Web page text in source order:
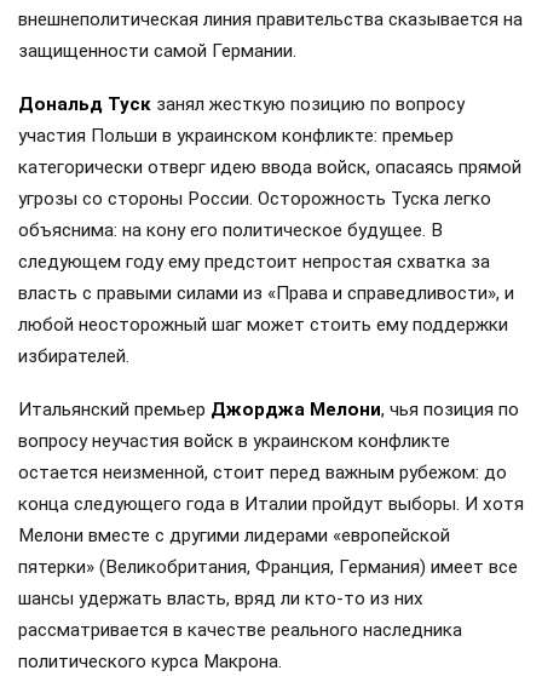
внешнеполитическая линия правительства сказывается на
защищенности самой Германии.
Дональд Туск занял жесткую позицию по вопросу
участия Польши в украинском конфликте: премьер
категорически отверг идею ввода войск, опасаясь прямой
угрозы со стороны России. Осторожность Туска легко
объяснима: на кону его политическое будущее. В
следующем году ему предстоит непростая схватка за
власть с правыми силами из «Права и справедливости», и
любой неосторожный шаг может стоить ему поддержки
избирателей.
Итальянский премьер Джорджа Мелони, чья позиция по
вопросу неучастия войск в украинском конфликте
остается неизменной, стоит перед важным рубежом: до
конца следующего года в Италии пройдут выборы. И хотя
Мелони вместе с другими лидерами «европейской
пятерки» (Великобритания, Франция, Германия) имеет все
шансы удержать власть, вряд ли кто-то из них
рассматривается в качестве реального наследника
политического курса Макрона.